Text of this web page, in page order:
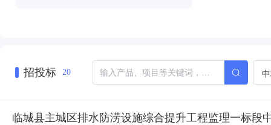
招投标 20
临城县主城区排水防涝设施综合提升工程监理一标段